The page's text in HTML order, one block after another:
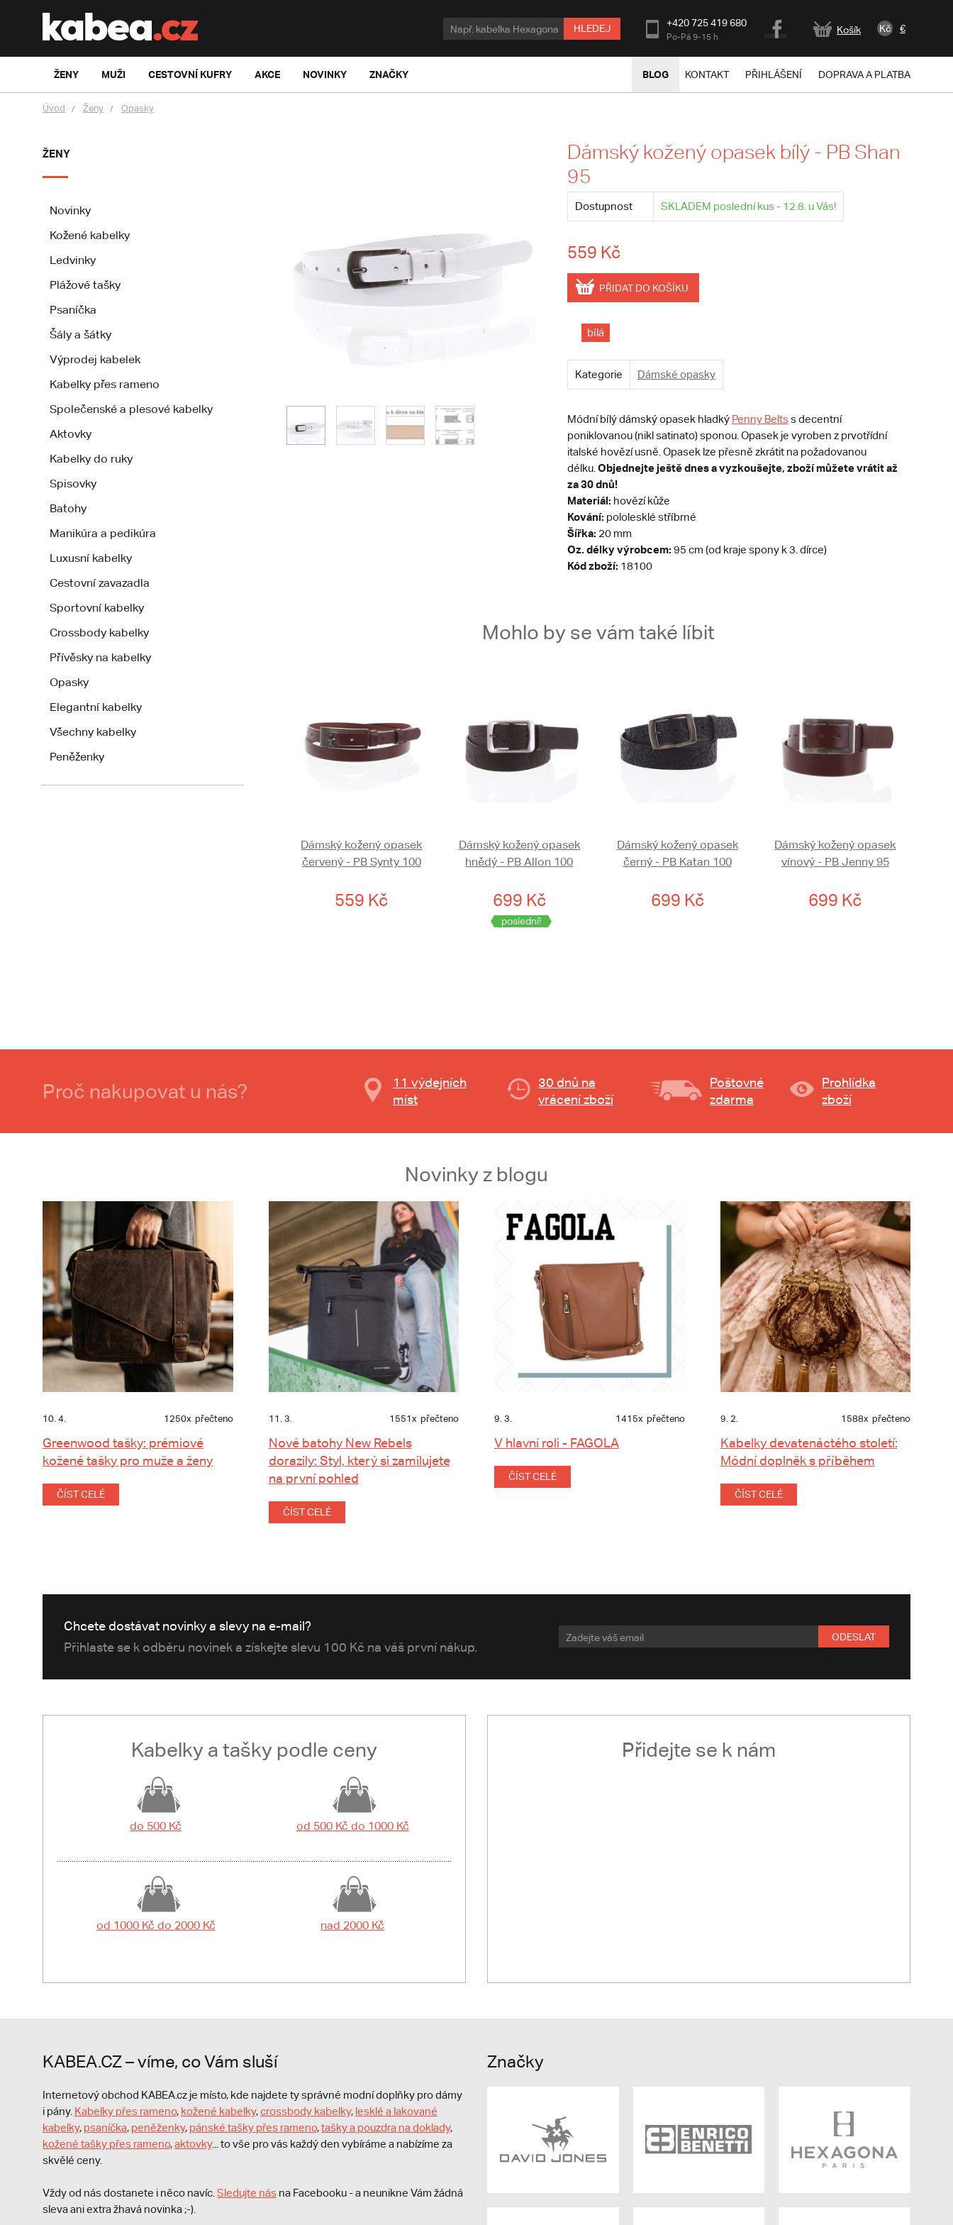
HLEDEJ +420 725 419 680
Po-Pá 9-15 h
Košík Kč €
ŽENY MUŽI CESTOVNÍ KUFRY AKCE NOVINKY ZNAČKY BLOG KONTAKT PŘIHLÁŠENÍ DOPRAVA A PLATBA
Úvod Ženy Opasky
ŽENY
Novinky
Kožené kabelky
Ledvinky
Plážové tašky
Psaníčka
Šály a šátky
Výprodej kabelek
Kabelky přes rameno
Společenské a plesové kabelky
Aktovky
Kabelky do ruky
Spisovky
Batohy
Manikúra a pedikúra
Luxusní kabelky
Cestovní zavazadla
Sportovní kabelky
Crossbody kabelky
Přívěsky na kabelky
Opasky
Elegantní kabelky
Všechny kabelky
Peněženky
Dámský kožený opasek bílý - PB Shan
95
Dostupnost SKLADEM poslední kus - 12.8. u Vás!
559 Kč
PŘIDAT DO KOŠÍKU
bílá
Kategorie Dámské opasky
Módní bílý dámský opasek hladký Penny Belts s decentní
poniklovanou (nikl satinato) sponou. Opasek je vyroben z prvotřídní
italské hovězí usně. Opasek lze přesně zkrátit na požadovanou
délku. Objednejte ještě dnes a vyzkoušejte, zboží můžete vrátit až
za 30 dnů!
Materiál: hovězí kůže
Kování: pololesklé stříbrné
Šířka: 20 mm
Oz. délky výrobcem: 95 cm (od kraje spony k 3. dírce)
Kód zboží: 18100
Mohlo by se vám také líbit
Dámský kožený opasek
červený - PB Synty 100
559 Kč
Dámský kožený opasek
hnědý - PB Allon 100
699 Kč
poslední!
Dámský kožený opasek
černý - PB Katan 100
699 Kč
Dámský kožený opasek
vínový - PB Jenny 95
699 Kč
Proč nakupovat u nás?
11 výdejních
míst
30 dnů na
vrácení zboží
Poštovné
zdarma
Prohlídka
zboží
Novinky z blogu
10. 4. 1250x přečteno
Greenwood tašky: prémiové
kožené tašky pro muže a ženy
ČÍST CELÉ
11. 3. 1551x přečteno
Nové batohy New Rebels
dorazily: Styl, který si zamilujete
na první pohled
ČÍST CELÉ
9. 3. 1415x přečteno
V hlavní roli - FAGOLA
ČÍST CELÉ
9. 2. 1588x přečteno
Kabelky devatenáctého století:
Módní doplněk s příběhem
ČÍST CELÉ
Chcete dostávat novinky a slevy na e-mail?
Přihlaste se k odběru novinek a získejte slevu 100 Kč na váš první nákup.
ODESLAT
Kabelky a tašky podle ceny
do 500 Kč od 500 Kč do 1000 Kč
od 1000 Kč do 2000 Kč nad 2000 Kč
Přidejte se k nám
KABEA.CZ – víme, co Vám sluší
Internetový obchod KABEA.cz je místo, kde najdete ty správné modní doplňky pro dámy
i pány. Kabelky přes rameno, kožené kabelky,crossbody kabelky, lesklé a lakované
kabelky, psaníčka, peněženky, pánské tašky přes rameno,tašky a pouzdra na doklady,
kožené tašky přes rameno,aktovky... to vše pro vás každý den vybíráme a nabízíme za
skvělé ceny.
Vždy od nás dostanete i něco navíc. Sledujte nás na Facebooku - a neunikne Vám žádná
sleva ani extra žhavá novinka ;-).
Značky